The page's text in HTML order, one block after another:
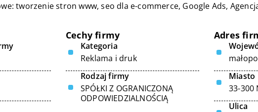
tworzenie stron www, seo dla e-commerce, Google Ads,
Cechy firmy
Kategoria
Reklama i druk
Rodzaj firmy
SPÓŁKI Z OGRANICZONĄ
ODPOWIEDZIALNOŚCIĄ
Adres
Miasto
33-300
Ulica